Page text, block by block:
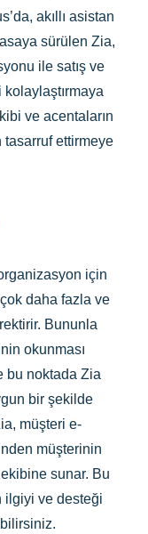
akıllı asistan
sürülen Zia,
ile satış ve
kolaylaştırmaya
ve acentaların
tasarruf ettirmeye
için
daha fazla ve
Bununla
okunması
bu noktada Zia
bir şekilde
müşteri e-
müşterinin
sunar. Bu
ilgiyi ve desteği